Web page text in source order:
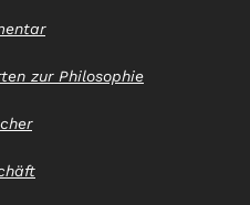
zur Philosophie